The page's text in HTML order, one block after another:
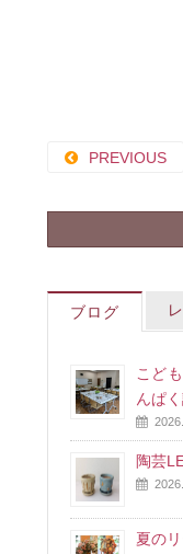
PREVIOUS
ブログ
こど
んぱく
陶芸
夏の